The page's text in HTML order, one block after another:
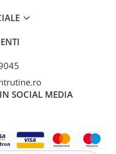
SOCIAL MEDIA